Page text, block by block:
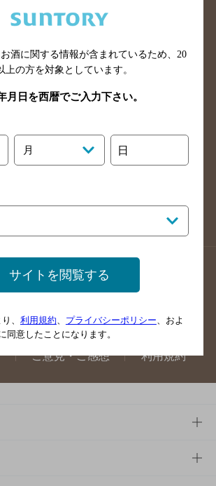
バー検索
和歌山県のバー検索
バー検索
鳥取県のバー検索
バー検索
徳島県のバー検索
バー検索
福岡県のバー検索
バー検索
佐賀県のバー検索
ご案内
店舗情報更新方法のご案内
掲載店舗様ログイン
ご意見・ご感想 利用規約
酒に関する情報が含まれているため、 20
上の方を対象としています。
月日を西暦でご入力下さい。
月 日
サイトを閲覧する
、 利用規約 プライバシーポリシー 、およ
同意したことになります。